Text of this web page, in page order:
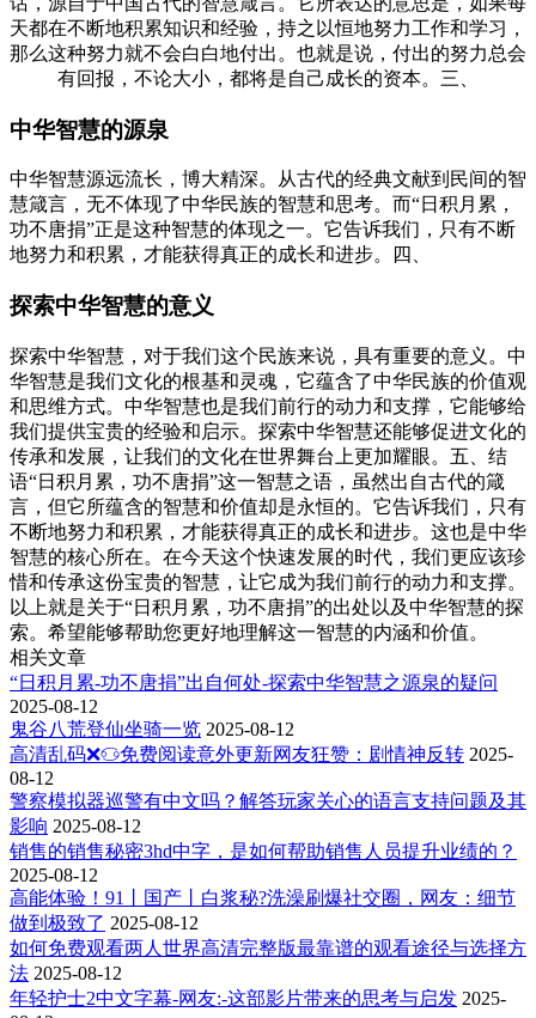
天都在不断地积累知识和经验，持之以恒地努力工作和学习，
那么这种努力就不会白白地付出。也就是说，付出的努力总会
有回报，不论大小，都将是自己成长的资本。三、
中华智慧的源泉
中华智慧源远流长，博大精深。从古代的经典文献到民间的智
慧箴言，无不体现了中华民族的智慧和思考。而“日积月累，
功不唐捐”正是这种智慧的体现之一。它告诉我们，只有不断
地努力和积累，才能获得真正的成长和进步。四、
探索中华智慧的意义
探索中华智慧，对于我们这个民族来说，具有重要的意义。中
华智慧是我们文化的根基和灵魂，它蕴含了中华民族的价值观
和思维方式。中华智慧也是我们前行的动力和支撑，它能够给
我们提供宝贵的经验和启示。探索中华智慧还能够促进文化的
传承和发展，让我们的文化在世界舞台上更加耀眼。五、结
语“日积月累，功不唐捐”这一智慧之语，虽然出自古代的箴
言，但它所蕴含的智慧和价值却是永恒的。它告诉我们，只有
不断地努力和积累，才能获得真正的成长和进步。这也是中华
智慧的核心所在。在今天这个快速发展的时代，我们更应该珍
惜和传承这份宝贵的智慧，让它成为我们前行的动力和支撑。
以上就是关于“日积月累，功不唐捐”的出处以及中华智慧的探
索。希望能够帮助您更好地理解这一智慧的内涵和价值。
相关文章
“日积月累-功不唐捐”出自何处-探索中华智慧之源泉的疑问
2025-08-12
鬼谷八荒登仙坐骑一览 2025-08-12
高清乱码❌♋免费阅读意外更新网友狂赞：剧情神反转 2025-
08-12
警察模拟器巡警有中文吗？解答玩家关心的语言支持问题及其
影响 2025-08-12
销售的销售秘密3hd中字，是如何帮助销售人员提升业绩的？
2025-08-12
高能体验！91丨国产丨白浆秘?洗澡刷爆社交圈，网友：细节
做到极致了 2025-08-12
如何免费观看两人世界高清完整版最靠谱的观看途径与选择方
法 2025-08-12
年轻护士2中文字幕-网友:-这部影片带来的思考与启发 2025-